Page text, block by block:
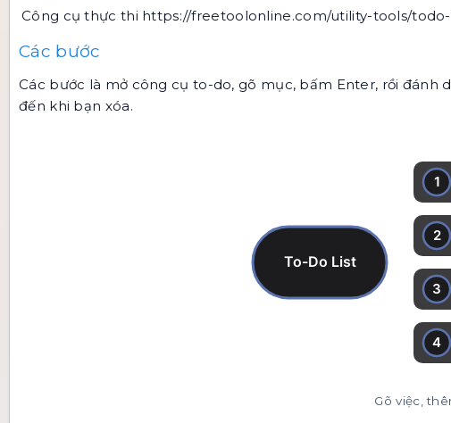
Công cụ thực thi https://freetoolonline.com/utility-tools/
Các bước
Các bước là mở công cụ to-do, gõ mục, bấm Enter, rồi
đến khi bạn xóa.
Gõ việc,